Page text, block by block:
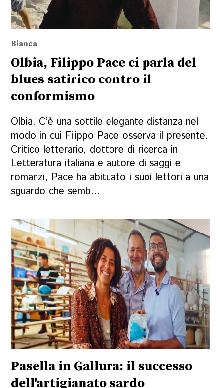
Bianca
Olbia, Filippo Pace ci parla del
blues satirico contro il
conformismo
Olbia. C’è una sottile elegante distanza nel
modo in cui Filippo Pace osserva il presente.
Critico letterario, dottore di ricerca in
Letteratura italiana e autore di saggi e
romanzi, Pace ha abituato i suoi lettori a una
sguardo che semb...
Pasella in Gallura: il successo
dell'artigianato sardo